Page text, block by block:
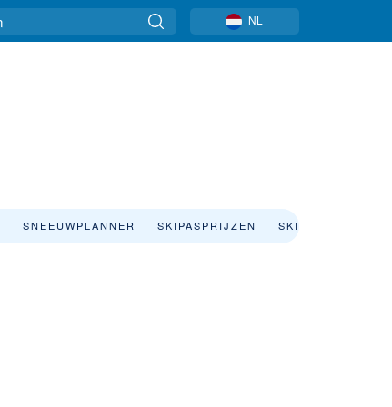
NL
SNEEUWPLANNER SKIPASPRIJZEN SKIVAKANTIE